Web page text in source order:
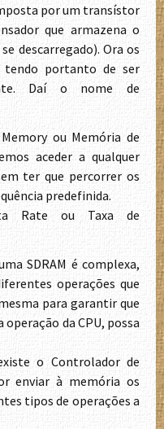
por um transístor
que armazena o
descarregado). Ora os
tendo portanto de ser
Daí o nome de
ou Memória de
aceder a qualquer
ter que percorrer os
predefinida.
Rate ou Taxa de
SDRAM é complexa,
operações que
para garantir que
da CPU, possa
o Controlador de
enviar à memória os
tipos de operações a